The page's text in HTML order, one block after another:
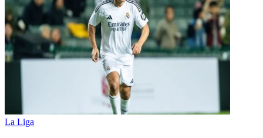
La Liga